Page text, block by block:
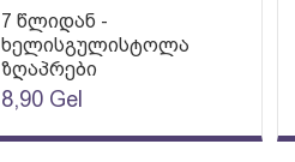
7 წლიდან -
ხელისგულისტოლა
ზღაპრები
8,90 Gel